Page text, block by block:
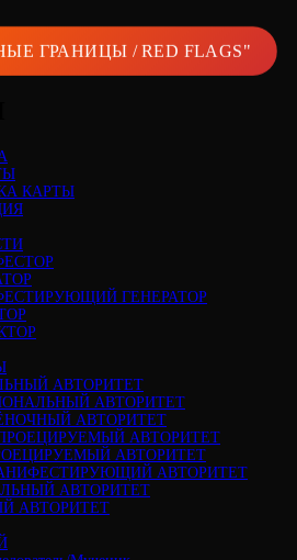
ГРАНИЦЫ / RED FLAGS"
КАРТЫ
ГЕНЕРАТОР
АВТОРИТЕТ
АВТОРИТЕТ
АВТОРИТЕТ
АВТОРИТЕТ
АВТОРИТЕТ
АВТОРИТЕТ
АВТОРИТЕТ
АВТОРИТЕТ